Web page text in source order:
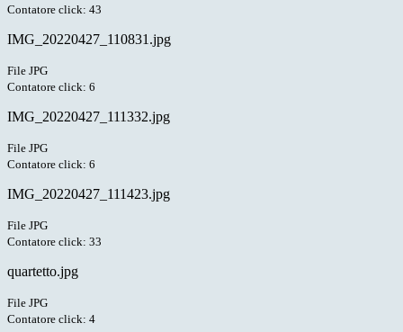
Contatore click: 43
IMG_20220427_110831.jpg
File JPG
Contatore click: 6
IMG_20220427_111332.jpg
File JPG
Contatore click: 6
IMG_20220427_111423.jpg
File JPG
Contatore click: 33
quartetto.jpg
File JPG
Contatore click: 4